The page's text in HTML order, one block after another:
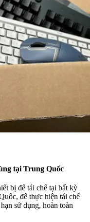
tại Trung Quốc
bị để tái chế tại bất kỳ
để thực hiện tái chế
sử dụng, hoàn toàn